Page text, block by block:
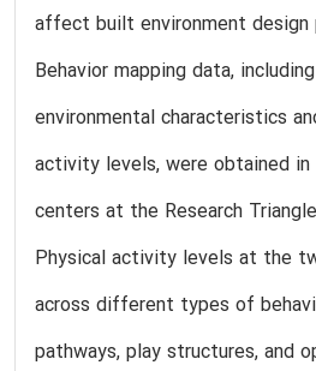
affect built environment design
Behavior mapping data,
environmental characteristics
activity levels, were obtained
centers at the Research
Physical activity levels at the
across different types of
pathways, play structures, and